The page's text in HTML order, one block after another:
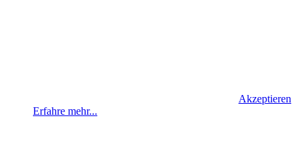
Akzeptieren
Erfahre mehr...